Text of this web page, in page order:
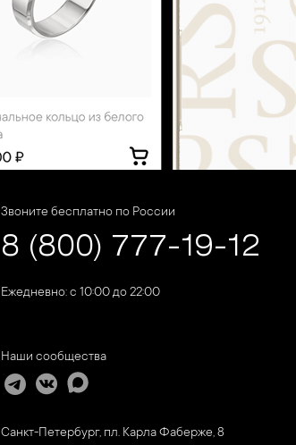
Звоните бесплатно по России
8 (800) 777-19-12
Ежедневно: с 10:00 до 22:00
Наши сообщества
Санкт-Петербург, пл. Карла Фаберже, 8